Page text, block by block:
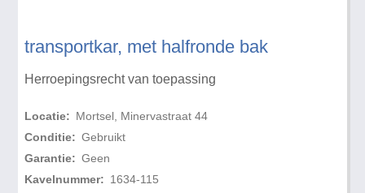
transportkar, met halfronde bak
Herroepingsrecht van toepassing
Locatie: Mortsel, Minervastraat 44
Conditie: Gebruikt
Garantie: Geen
Kavelnummer: 1634-115